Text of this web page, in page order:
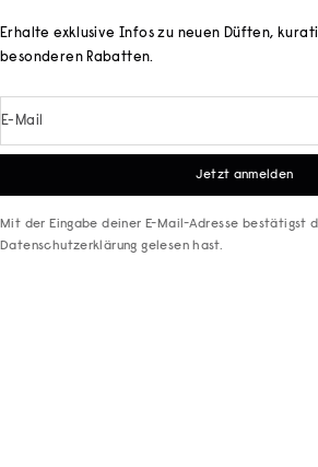
Erhalte exklusive Infos zu neuen Düften,
besonderen Rabatten.
E-Mail
Jetzt anmelden
Mit der Eingabe deiner E-Mail-Adresse bestätigst
Datenschutzerklärung gelesen hast.